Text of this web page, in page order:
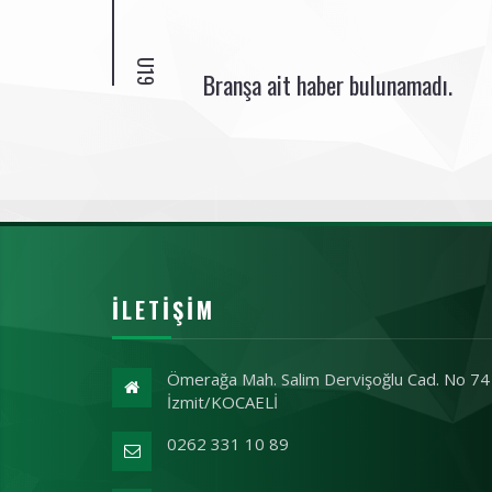
U19 Branşa ait haber bulunamadı.
İLETIŞIM
Ömerağa Mah. Salim Dervişoğlu Cad. No 74
İzmit/KOCAELİ
0262 331 10 89